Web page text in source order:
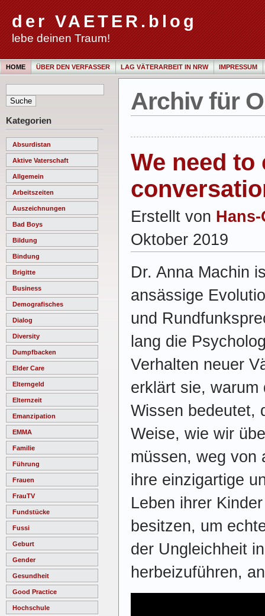
der VAETER.blog
lebe deinen Traum!
HOME ÜBER DEN VERFASSER LAG VÄTERARBEIT IN NRW IMPRESSUM
Kategorien
Absurdistan
Aktive Vaterschaft
Allgemein
Arbeitszeiten
Auszeichnungen
Bad Boys
Bildung
Bindung
Brigitte
Business
Demografisches
Dialog
Diversity
Dumpfbacken
Elder Care
Elterngeld
Elternzeit
Emanzipation
EMMA
Familie
Führung
Frauen
FrauTV
Fundstücke
Fussi
Geburt
Gender
Gesundheit
Good Practice
Hochschule
Archiv für
We need to
Erstellt von
Oktober 2019
Dr. Anna Machin
ansässige
und
lang die
Verhalten neuer
erklärt sie, warum
Wissen bedeutet,
Weise, wie wir
müssen, weg von
ihre einzigartige
Leben ihrer
besitzen, um
der Ungleichheit
herbeizuführen,